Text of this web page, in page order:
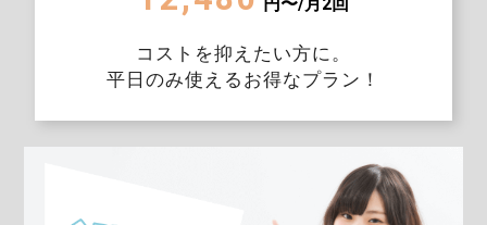
コストを抑えたい方に。
平日のみ使えるお得なプラン！